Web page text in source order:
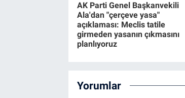
AK Parti Genel Başkanvekili
Ala'dan "çerçeve yasa"
açıklaması: Meclis tatile
girmeden yasanın çıkmasını
planlıyoruz
Yorumlar